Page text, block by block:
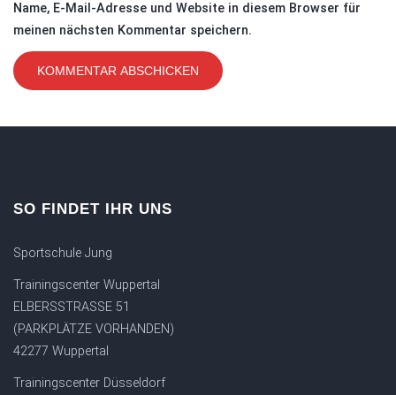
Name, E-Mail-Adresse und Website in diesem Browser für
meinen nächsten Kommentar speichern.
SO FINDET IHR UNS
Sportschule Jung
Trainingscenter Wuppertal
ELBERSSTRASSE 51
(PARKPLÄTZE VORHANDEN)
42277 Wuppertal
Trainingscenter Düsseldorf